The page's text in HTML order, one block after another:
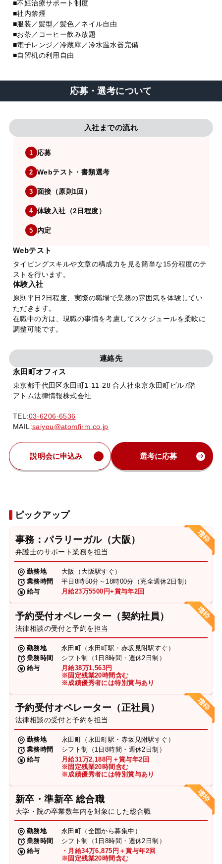
■不妊治療サポート制度
■社内禁煙
■服装／髪型／髪色／ネイル自由
■お茶／コーヒー飲み放題
■電子レンジ／冷蔵庫／冷水温水器完備
■自習机の利用自由
応募・選考について
入社までの流れ
1 応募
2 Webテスト・書類選考
3 面接（原則1回）
4 体験入社（2日程度）
5 内定
Webテスト
タイピングスキルや文章の構成力を見る簡単な15分程度のテ
ストを行います。
体験入社
原則平日2日程度、実際の職場で業務の雰囲気を体験してい
ただきます。
在職中の方は、現職の事情を考慮してスケジュールを柔軟に
調整可能です。
連絡先
永田町オフィス
東京都千代田区永田町1-11-28 合人社東京永田町ビル7階
アトム法律情報株式会社
TEL:03-6206-6536
MAIL:saiyou@atomfirm.co.jp
説明会に申込み 選考に応募
ピックアップ
事務：パラリーガル（大阪）
弁護士のサポート業務を担当
勤務地
大阪（大阪駅すぐ）
業務時間
平日8時50分～18時00分（完全週休2日制）
給与
月給23万5500円+賞与年2回
予約受付オペレーター（契約社員）
法律相談の受付と予約を担当
勤務地
永田町（永田町駅・赤坂見附駅すぐ）
業務時間
シフト制（1日8時間・週休2日制）
給与
月給38万1,563円
※固定残業20時間含む
※成績優秀者には特別賞与あり
予約受付オペレーター（正社員）
法律相談の受付と予約を担当
勤務地
永田町（永田町駅・赤坂見附駅すぐ）
業務時間
シフト制（1日8時間・週休2日制）
給与
月給31万2,188円＋賞与年2回
※固定残業20時間含む
※成績優秀者には特別賞与あり
新卒・準新卒 総合職
大学・院の卒業数年内を対象にした総合職
勤務地
永田町（全国から募集中）
業務時間
シフト制（1日8時間・週休2日制）
給与
・月給34万6,875円＋賞与年2回
※固定残業20時間含む